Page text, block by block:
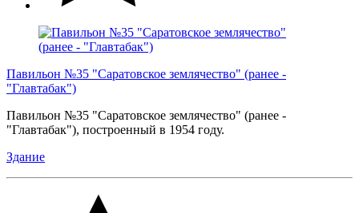
Павильон №35 "Саратовское землячество" (ранее -
"Главтабак")
Павильон №35 "Саратовское землячество" (ранее -
"Главтабак"), построенный в 1954 году.
Здание